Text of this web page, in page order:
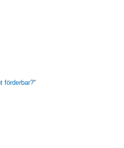
förderbar?“